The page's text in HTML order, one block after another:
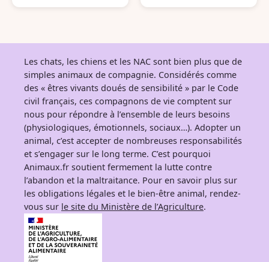
nce
nce
Les chats, les chiens et les NAC sont bien plus que de
simples animaux de compagnie. Considérés comme
des « êtres vivants doués de sensibilité » par le Code
civil français, ces compagnons de vie comptent sur
nous pour répondre à l’ensemble de leurs besoins
(physiologiques, émotionnels, sociaux…). Adopter un
animal, c’est accepter de nombreuses responsabilités
et s’engager sur le long terme. C’est pourquoi
Animaux.fr soutient fermement la lutte contre
l’abandon et la maltraitance. Pour en savoir plus sur
les obligations légales et le bien-être animal, rendez-
vous sur le site du Ministère de l’Agriculture.